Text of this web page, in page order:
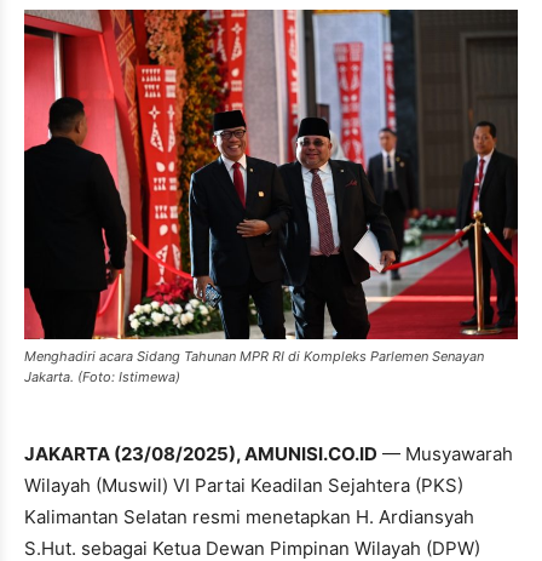
Menghadiri acara Sidang Tahunan MPR RI di Kompleks Parlemen Senayan
Jakarta. (Foto: Istimewa)
JAKARTA (23/08/2025), AMUNISI.CO.ID — Musyawarah
Wilayah (Muswil) VI Partai Keadilan Sejahtera (PKS)
Kalimantan Selatan resmi menetapkan H. Ardiansyah
S.Hut. sebagai Ketua Dewan Pimpinan Wilayah (DPW)